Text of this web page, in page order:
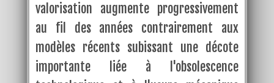
valorisation augmente progressivement
au fil des années contrairement aux
modèles récents subissant une décote
importante liée à l'obsolescence